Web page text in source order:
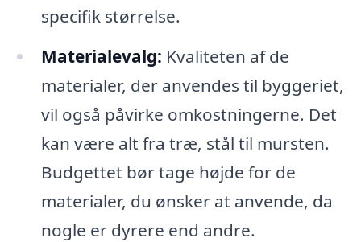
specifik størrelse.
Materialevalg: Kvaliteten af de
materialer, der anvendes til byggeriet,
vil også påvirke omkostningerne. Det
kan være alt fra træ, stål til mursten.
Budgettet bør tage højde for de
materialer, du ønsker at anvende, da
nogle er dyrere end andre.